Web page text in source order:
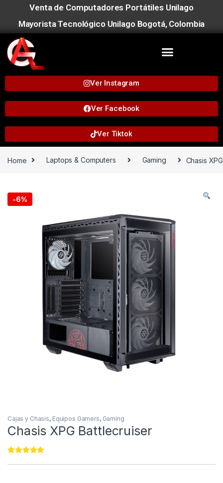
Venta de Computadores Portátiles Unilago
Mayorista Tecnológico Unilago Bogotá, Colombia
Ver Instagram
Ver Facebook
Ver Tiktok
Home Laptops & Computers Gaming Chasis
-6%
Cajas y Chasis, Equipos Gamers, Gaming
Chasis XPG Battlecruiser